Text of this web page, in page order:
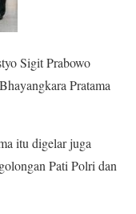
Sigit Prabowo
Pratama
itu digelar juga
Pati Polri dan